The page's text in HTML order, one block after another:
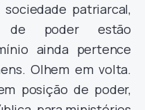
patriarcal,
de poder estão
ainda pertence
Olhem em volta.
posição de poder,